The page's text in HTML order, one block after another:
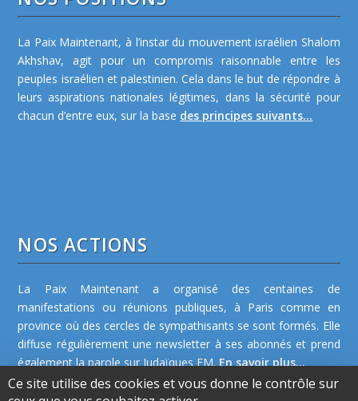
La Paix Maintenant, à l’instar du mouvement israélien Shalom
Akhshav, agit pour un compromis raisonnable entre les
peuples israélien et palestinien. Cela dans le but de répondre à
leurs aspirations nationales légitimes, dans la sécurité pour
chacun d’entre eux, sur la base des principes suivants...
NOS ACTIONS
La Paix Maintenant a organisé des centaines de
manifestations ou réunions publiques, à Paris comme en
province où des cercles de sympathisants se sont formés. Elle
diffuse régulièrement une newsletter à ses abonnés et prend
également la parole sur Judaïques FM.En savoir plus...
Ce site utilise des cookies et vous donne le contrôle sur